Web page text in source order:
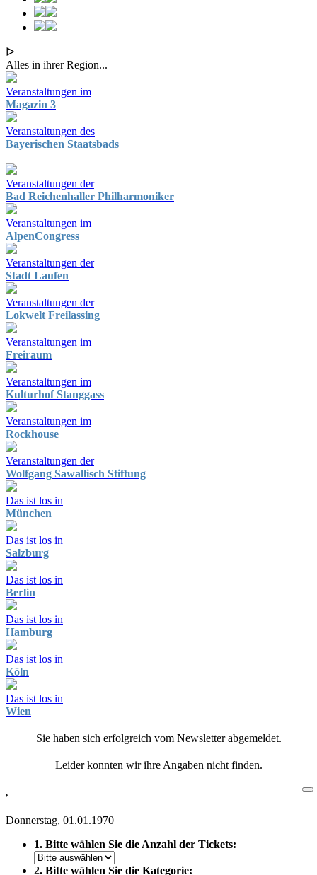
ᐅ
Alles in ihrer Region...
Veranstaltungen im
Magazin 3
Veranstaltungen des
Bayerischen Staatsbads
Veranstaltungen der
Bad Reichenhaller Philharmoniker
Veranstaltungen im
AlpenCongress
Veranstaltungen der
Stadt Laufen
Veranstaltungen der
Lokwelt Freilassing
Veranstaltungen im
Freiraum
Veranstaltungen im
Kulturhof Stanggass
Veranstaltungen im
Rockhouse
Veranstaltungen der
Wolfgang Sawallisch Stiftung
Das ist los in
München
Das ist los in
Salzburg
Das ist los in
Berlin
Das ist los in
Hamburg
Das ist los in
Köln
Das ist los in
Wien
Sie haben sich erfolgreich vom Newsletter abgemeldet.
Leider konnten wir ihre Angaben nicht finden.
,
Donnerstag, 01.01.1970
1. Bitte wählen Sie die Anzahl der Tickets:
2. Bitte wählen Sie die Kategorie: